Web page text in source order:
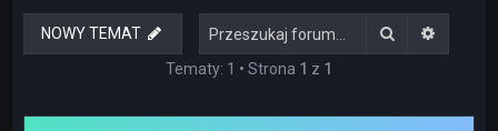
NOWY TEMAT Szukaj
Tematy: 1 • Strona 1 z 1